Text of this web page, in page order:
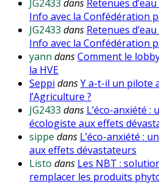
JG2433 dans Retenues
Info avec la Confédération
JG2433 dans Retenues
Info avec la Confédération
yann dansComment le
la HVE
Seppi dansY a-t-il un pilote
l’Agriculture ?
JG2433 dans L’éco-anxiété
écologiste aux effets
sippe dans L’éco-anxiété :
aux effets dévastateurs
Listo dans Les NBT :
remplacer les produits